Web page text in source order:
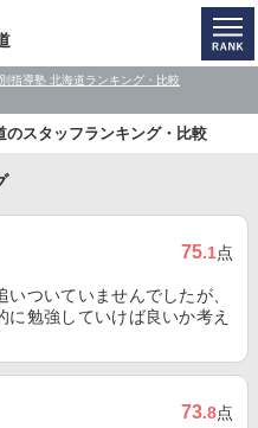
指導塾 北海道ランキング・比較
のスタッフランキング・比較
75.1点
ついていませんでしたが、
勉強していけば良いか考え
73.8点